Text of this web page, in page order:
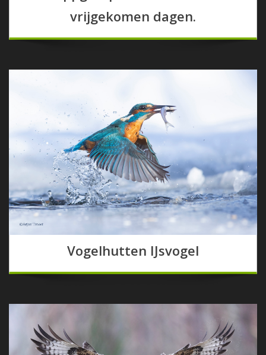
vrijgekomen dagen.
Vogelhutten IJsvogel